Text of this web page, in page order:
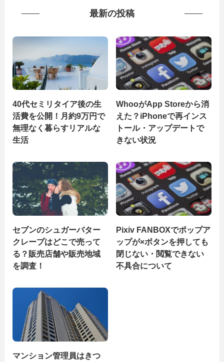
最新の投稿
40代セミリタイア後の生
活費を公開！月約9万円で
無理なく暮らすリアルな
生活
WhooがApp Storeから消
えた？iPhoneで再インス
トール・アップデートで
きない状況
セブンのシュガーバター
クレープはどこで売って
る？販売店舗や販売地域
を調査！
Pixiv FANBOXでポップア
ップが×ボタンを押しても
閉じない・閲覧できない
不具合について
マンション管理員はきつ